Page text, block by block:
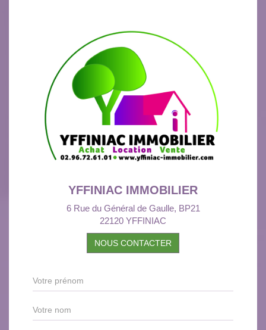
YFFINIAC IMMOBILIER
6 Rue du Général de Gaulle, BP21
22120 YFFINIAC
NOUS CONTACTER